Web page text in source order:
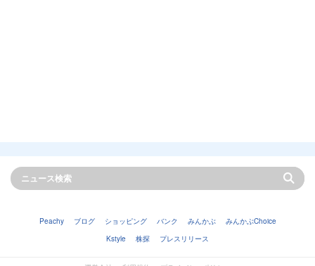
Peachy ブログ ショッピング バンク みんかぶ
みんかぶChoice
Kstyle
株探 プレスリリース